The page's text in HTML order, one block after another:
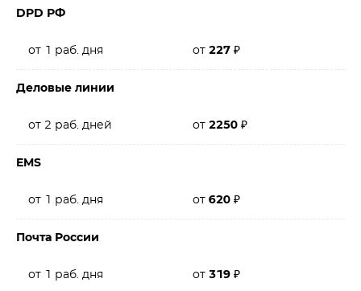
DPD РФ
от 1 раб. дня от 227 ₽
Деловые линии
от 2 раб. дней от 2250 ₽
EMS
от 1 раб. дня от 620 ₽
Почта России
от 1 раб. дня от 319 ₽